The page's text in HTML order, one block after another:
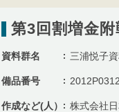
第3回割増金
資料群名 三浦悦子
備品番号
作成など(人） 株式会社